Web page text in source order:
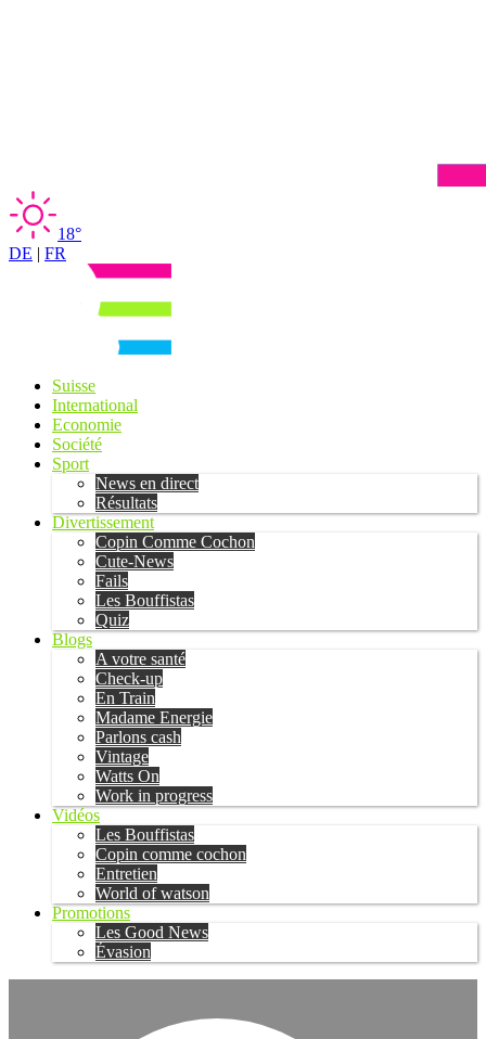
18°
DE | FR
Suisse
International
Economie
Société
Sport
News en direct
Résultats
Divertissement
Copin Comme Cochon
Cute-News
Fails
Les Bouffistas
Quiz
Blogs
A votre santé
Check-up
En Train
Madame Energie
Parlons cash
Vintage
Watts On
Work in progress
Vidéos
Les Bouffistas
Copin comme cochon
Entretien
World of watson
Promotions
Les Good News
Évasion